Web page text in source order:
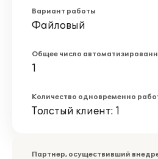
Вариант работы
Файловый
Общее число
1
Количество одновременно
Толстый клиент: 1
Партнер, осуществивший